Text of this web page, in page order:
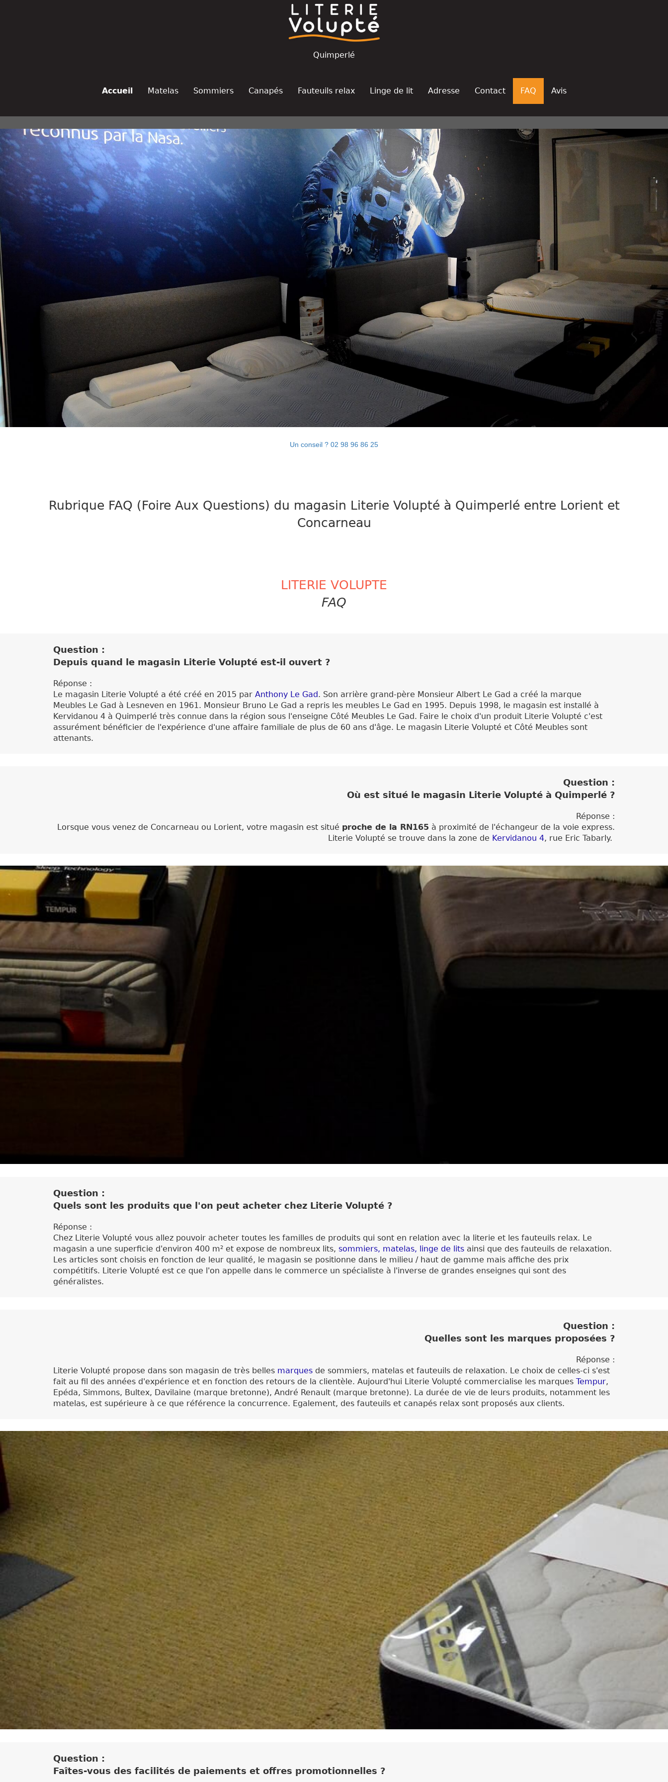
Quimperlé
Accueil Matelas Sommiers Canapés Fauteuils relax Linge de lit Adresse Contact FAQ Avis
Un conseil ? 02 98 96 86 25
Rubrique FAQ (Foire Aux Questions) du magasin Literie Volupté à Quimperlé entre Lorient et
Concarneau
LITERIE VOLUPTE
FAQ
Question :
Depuis quand le magasin Literie Volupté est-il ouvert ?
Réponse :
Le magasin Literie Volupté a été créé en 2015 par Anthony Le Gad. Son arrière grand-père Monsieur Albert Le Gad a créé la marque
Meubles Le Gad à Lesneven en 1961. Monsieur Bruno Le Gad a repris les meubles Le Gad en 1995. Depuis 1998, le magasin est installé à
Kervidanou 4 à Quimperlé très connue dans la région sous l'enseigne Côté Meubles Le Gad. Faire le choix d'un produit Literie Volupté c'est
assurément bénéficier de l'expérience d'une affaire familiale de plus de 60 ans d'âge. Le magasin Literie Volupté et Côté Meubles sont
attenants.
Question :
Où est situé le magasin Literie Volupté à Quimperlé ?
Réponse :
Lorsque vous venez de Concarneau ou Lorient, votre magasin est situé proche de la RN165 à proximité de l'échangeur de la voie express.
Literie Volupté se trouve dans la zone de Kervidanou 4, rue Eric Tabarly.
Question :
Quels sont les produits que l'on peut acheter chez Literie Volupté ?
Réponse :
Chez Literie Volupté vous allez pouvoir acheter toutes les familles de produits qui sont en relation avec la literie et les fauteuils relax. Le
magasin a une superficie d'environ 400 m² et expose de nombreux lits, sommiers, matelas, linge de lits ainsi que des fauteuils de relaxation.
Les articles sont choisis en fonction de leur qualité, le magasin se positionne dans le milieu / haut de gamme mais affiche des prix
compétitifs. Literie Volupté est ce que l'on appelle dans le commerce un spécialiste à l'inverse de grandes enseignes qui sont des
généralistes.
Question :
Quelles sont les marques proposées ?
Réponse :
Literie Volupté propose dans son magasin de très belles marques de sommiers, matelas et fauteuils de relaxation. Le choix de celles-ci s'est
fait au fil des années d'expérience et en fonction des retours de la clientèle. Aujourd'hui Literie Volupté commercialise les marques Tempur,
Epéda, Simmons, Bultex, Davilaine (marque bretonne), André Renault (marque bretonne). La durée de vie de leurs produits, notamment les
matelas, est supérieure à ce que référence la concurrence. Egalement, des fauteuils et canapés relax sont proposés aux clients.
Question :
Faîtes-vous des facilités de paiements et offres promotionnelles ?